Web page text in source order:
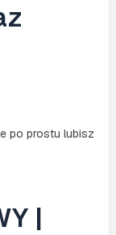
po prostu lubisz
|